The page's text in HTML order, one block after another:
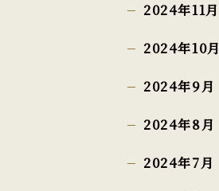
2024年11月
2024年10月
2024年9月
2024年8月
2024年7月